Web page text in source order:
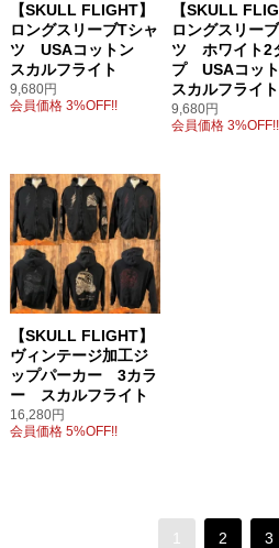
【SKULL FLIGHT】
ロングスリーブTシャ
ツ USAコットン
スカルフライト
9,680円
会員価格 3%OFF!!
【SKULL
ロングスリー
ツ ホワイト2
プ USAコッ
スカルフライト
9,680円
会員価格 3%OFF!!
【SKULL FLIGHT】
ヴィンテージ加工ジ
ップパーカー 3カラ
ー スカルフライト
16,280円
会員価格 5%OFF!!
2 3